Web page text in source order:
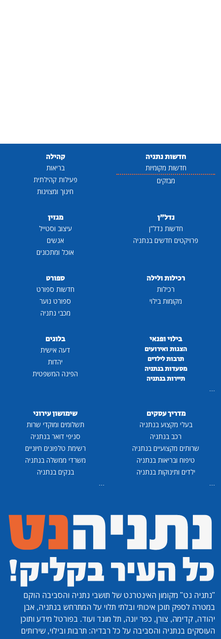
חדשות נתניה
חדשות מקומיות
מבזקים
קהילה
בריאות
פעילות קהילתית
חינוך ומצוינות
נדל"ן
חדשות נדל"ן
פרויקטים חדשים בנתניה
מגזין
עיצוב וסטייל
אנשים
אוכל ומתכונים
רכילות ולילה
רכילות
מקומות בילוי
ספורט
חדשות ספורט
ספורט נוער
מכבי נתניה
בילוי ופנאי
הצגות ואירועים
תרבות לילדים
מסעדות בנתניה
תיירות בנתניה
...
בלוגים
דעה אישית
יהדות
הפינה המשפטית
מדריך עסקים
בעלי מקצוע בנתניה
רכב בנתניה
שרותים מקצועיים בנתניה
טיפוח ובריאות בנתניה
ילדים ותינוקות בנתניה
...
שימושון עירוני
תשלומים ומוקדי שרות
סניפי דואר בנתניה
רשימת טלפונים חיוניים
משרדי ממשלה בנתניה
בנקים בנתניה
...
"נתניה נט" מקומון האינטרנט של תושבי נתניה והסביבה הוקם
במטרה לספק תוכן איכותי ובלתי תלוי על המתרחש בנתניה, אבן
יהודה, קדימה, צורן, כפר יונה, תל מונד ועוד. בפורטל מידע ותוכן
העוסקים בנתניה והסביבה על כל רבדיה: תרבות ובילוי, שירותים